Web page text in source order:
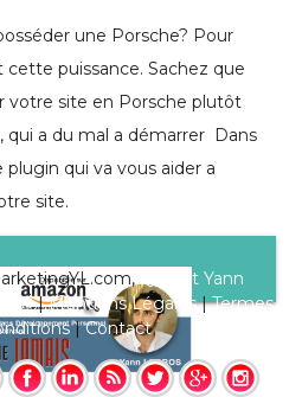
une Porsche? Pour
puissance. Sachez que
votre site en Porsche plutôt
qui a du mal a démarrer Dans
qui va vous aider a
site.
Qui est Yann
|Mentions Légales|Termes
|Contact